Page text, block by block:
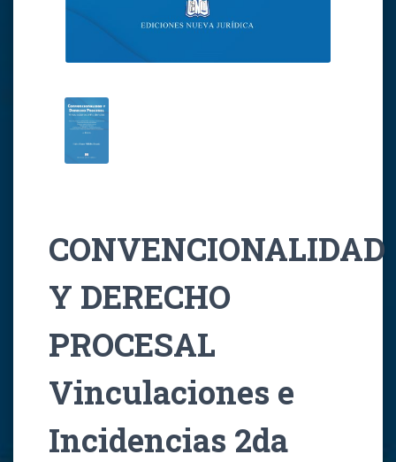
CONVENCIONALIDAD
Y DERECHO
PROCESAL
Vinculaciones e
Incidencias 2da